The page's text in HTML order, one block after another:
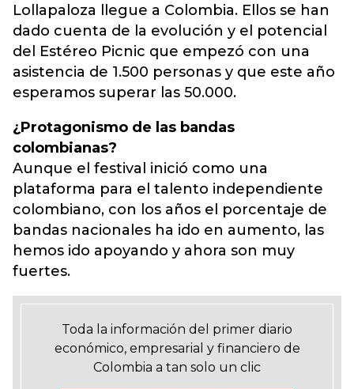
Lollapaloza llegue a Colombia. Ellos se han
dado cuenta de la evolución y el potencial
del Estéreo Picnic que empezó con una
asistencia de 1.500 personas y que este año
esperamos superar las 50.000.
¿Protagonismo de las bandas
colombianas?
Aunque el festival inició como una
plataforma para el talento independiente
colombiano, con los años el porcentaje de
bandas nacionales ha ido en aumento, las
hemos ido apoyando y ahora son muy
fuertes.
Toda la información del primer diario
económico, empresarial y financiero de
Colombia a tan solo un clic